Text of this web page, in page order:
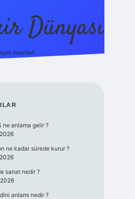
Dünyası
öneriler!
ne anlama gelir ?
ne kadar sürede kurur ?
sanat nedir ?
dini anlamı nedir ?